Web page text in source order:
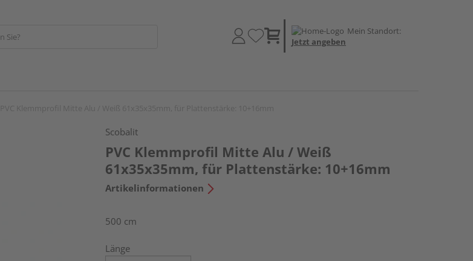
Mein Standort:
Jetzt angeben
Scobalit
PVC Klemmprofil Mitte Alu / Weiß
61x35x35mm, für Plattenstärke: 10+16mm
Artikelinformationen
500 cm
Länge